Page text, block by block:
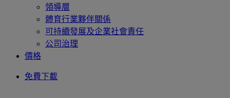
領導層
體育行業夥伴關係
可持續發展及企業社會責任
公司治理
價格
免費下載